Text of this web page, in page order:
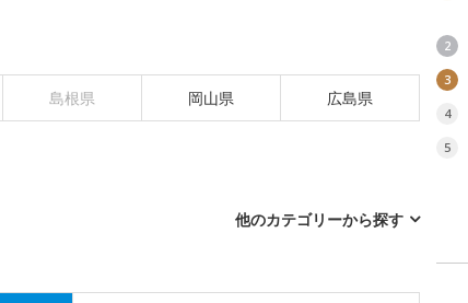
島根県 岡山県 広島県
他のカテゴリーから探す
2
3
4
5